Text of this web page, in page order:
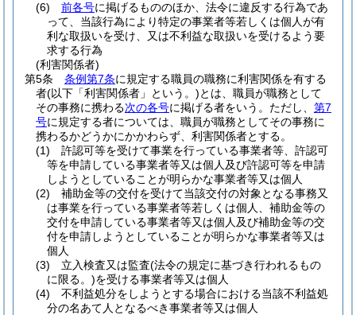
(6)
前各号に掲げるもののほか、法令に違反する行為であ
って、当該行為により特定の事業者等若しくは個人が有
利な取扱いを受け、又は不利益な取扱いを受けるよう要
求する行為
(利害関係者)
第5条
条例第7条に規定する職員の職務に利害関係を有する
者(以下「利害関係者」という。)とは、職員が職務として
その事務に携わる次の各号に掲げる者をいう。 ただし、 第7
号に規定する者については、職員が職務としてその事務に
携わるかどうかにかかわらず、利害関係者とする。
(1)
許認可等を受けて事業を行っている事業者等、許認可
等を申請している事業者等又は個人及び許認可等を申請
しようとしていることが明らかな事業者等又は個人
(2)
補助金等の交付を受けて当該交付の対象となる事務又
は事業を行っている事業者等若しくは個人、補助金等の
交付を申請している事業者等又は個人及び補助金等の交
付を申請しようとしていることが明らかな事業者等又は
個人
(3)
立入検査又は監査(法令の規定に基づき行われるもの
に限る。)を受ける事業者等又は個人
(4)
不利益処分をしようとする場合における当該不利益処
分の名あて人となるべき事業者等又は個人